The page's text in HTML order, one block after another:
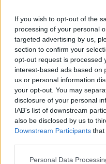
If you wish to opt-out of the
processing of your personal
targeted advertising by us,
section to confirm your
opt-out request is processed
interest-based ads based on
us or personal information
your opt-out. You may
disclosure of your personal
IAB’s list of downstream
also be disclosed by us to
Downstream Participants that
Please note that this
Personal Data
Στο Μητρώο Παρόχων
πάροχοι του
επικαιροποιήσουν τα
Για περισσότερες
https://
toyrismos